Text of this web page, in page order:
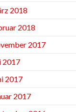
2018
2018
2017
2017
2017
2017